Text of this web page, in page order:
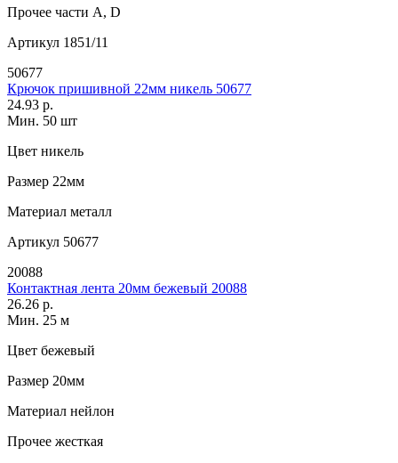
Прочее части А, D
Артикул 1851/11
50677
Крючок пришивной 22мм никель 50677
24.93 р.
Мин. 50 шт
Цвет никель
Размер 22мм
Материал металл
Артикул 50677
20088
Контактная лента 20мм бежевый 20088
26.26 р.
Мин. 25 м
Цвет бежевый
Размер 20мм
Материал нейлон
Прочее жесткая